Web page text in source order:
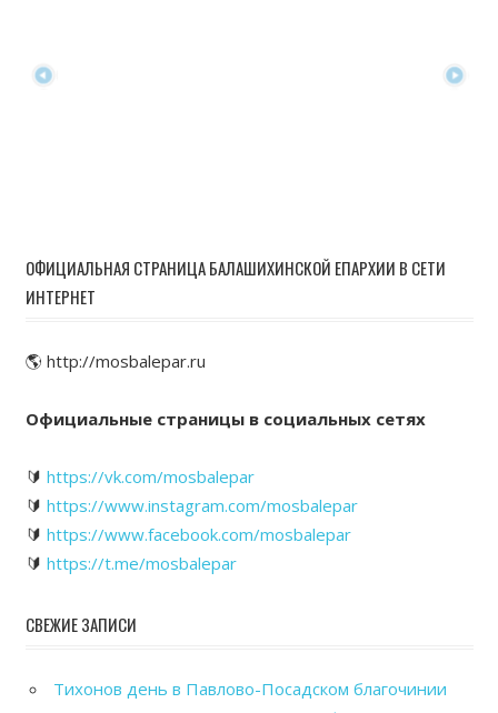
ОФИЦИАЛЬНАЯ СТРАНИЦА БАЛАШИХИНСКОЙ ЕПАРХИИ В СЕТИ
ИНТЕРНЕТ
🌎 http://mosbalepar.ru
Официальные страницы в социальных сетях
🔰 https://vk.com/mosbalepar
🔰 https://www.instagram.com/mosbalepar
🔰 https://www.facebook.com/mosbalepar
🔰 https://t.me/mosbalepar
СВЕЖИЕ ЗАПИСИ
Тихонов день в Павлово-Посадском благочинии